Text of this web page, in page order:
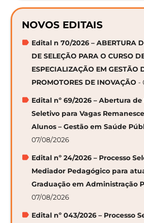
NOVOS EDITAIS
Edital n 70/2026 – ABERTURA
DE SELEÇÃO PARA O CURSO
ESPECIALIZAÇÃO EM GESTÃO
PROMOTORES DE INOVAÇÃO -
Edital nº 69/2026 – Abertura de
Seletivo para Vagas
Alunos – Gestão em Saúde
07/08/2026
Edital nº 24/2026 – Processo
Mediador Pedagógico para
Graduação em Administração
07/08/2026
Edital nº 043/2026 – Processo